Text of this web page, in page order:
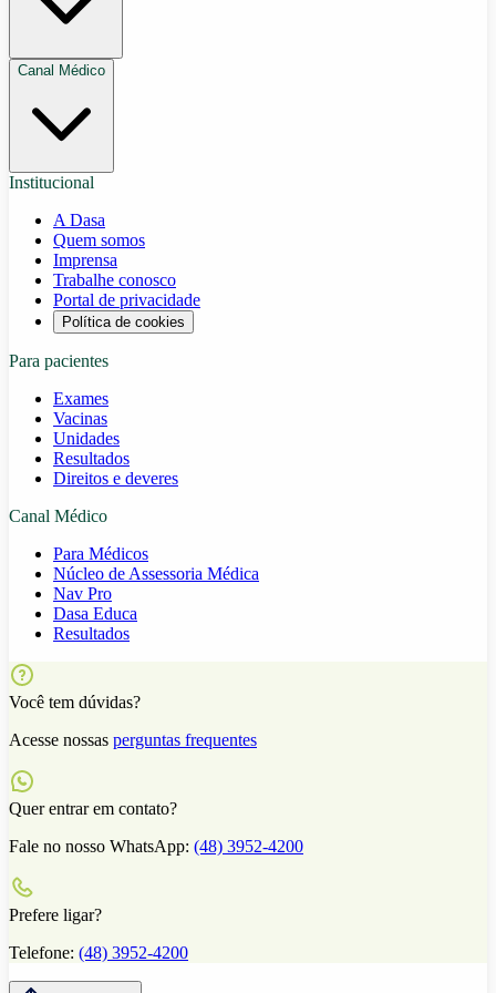
Canal Médico
Institucional
A Dasa
Quem somos
Imprensa
Trabalhe conosco
Portal de privacidade
Política de cookies
Para pacientes
Exames
Vacinas
Unidades
Resultados
Direitos e deveres
Canal Médico
Para Médicos
Núcleo de Assessoria Médica
Nav Pro
Dasa Educa
Resultados
Você tem dúvidas?
Acesse nossas perguntas frequentes
Quer entrar em contato?
Fale no nosso WhatsApp: (48) 3952-4200
Prefere ligar?
Telefone: (48) 3952-4200